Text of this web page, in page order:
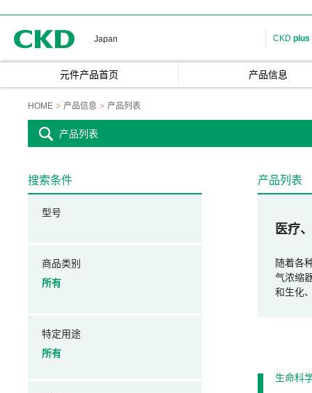
Japan CKD plus
元件产品首页 产品信息
HOME 产品信息 产品列表
产品列表
产品列表
医疗
随着各
气浓缩
和生化
生命科
搜索条件
型号
商品类别
所有
特定用途
所有